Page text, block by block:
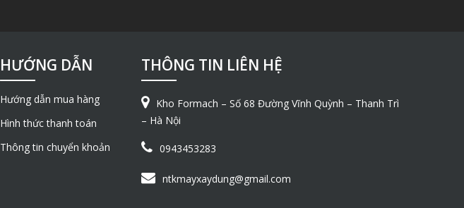
HƯỚNG DẪN
Hướng dẫn mua hàng
Hình thức thanh toán
Thông tin chuyển khoản
THÔNG TIN LIÊN HỆ
Kho Formach – Số 68 Đường Vĩnh Quỳnh – Thanh Trì
– Hà Nội
0943453283
ntkmayxaydung@gmail.com